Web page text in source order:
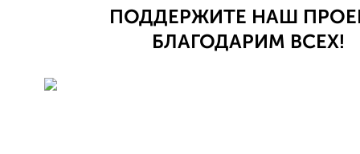
ПОДДЕРЖИТЕ НАШ
БЛАГОДАРИМ ВСЕХ!